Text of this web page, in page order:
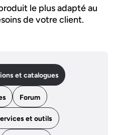
le plus adapté au
de votre client.
et catalogues
Forum
et outils